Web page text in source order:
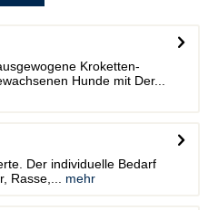
Kroketten-
Hunde mit Der...
Der individuelle Bedarf
Rasse,...
mehr